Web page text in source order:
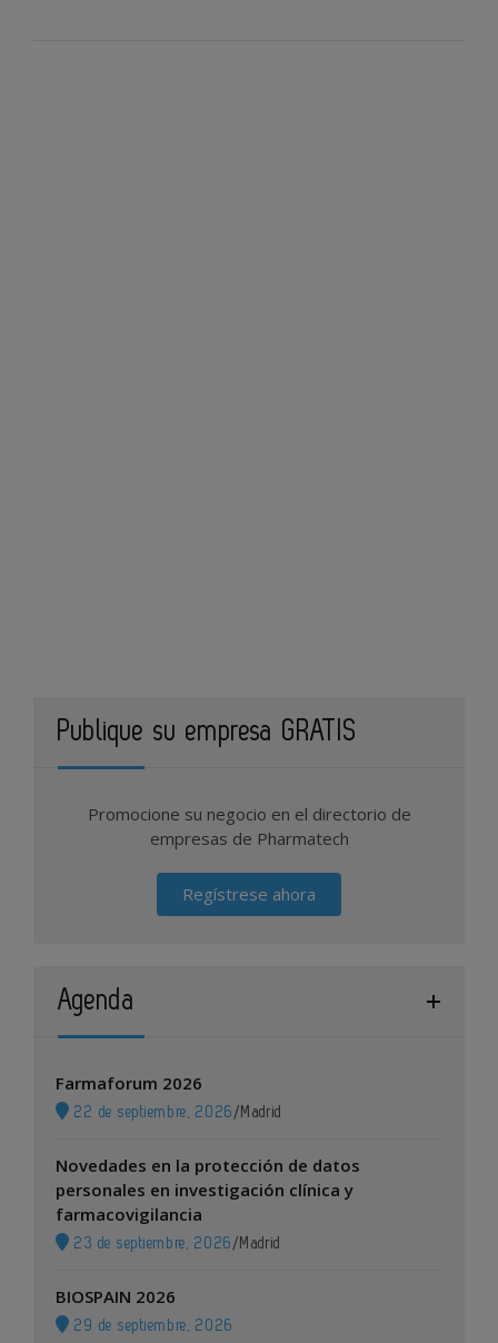
Publique su empresa GRATIS
Promocione su negocio en el directorio de
empresas de Pharmatech
Regístrese ahora
Agenda
Farmaforum 2026
22 de septiembre, 2026 / Madrid
Novedades en la protección de datos
personales en investigación clínica y
farmacovigilancia
23 de septiembre, 2026 / Madrid
BIOSPAIN 2026
29 de septiembre, 2026